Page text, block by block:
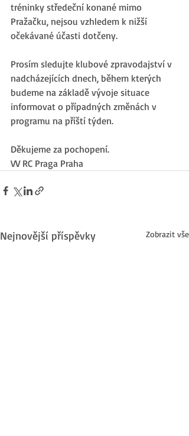
tréninky středeční konané mimo
Pražačku, nejsou vzhledem k nižší
očekávané účasti dotčeny.
Prosím sledujte klubové zpravodajství v
nadcházejících dnech, během kterých
budeme na základě vývoje situace
informovat o případných změnách v
programu na příští týden.
Děkujeme za pochopení.
VV RC Praga Praha
Nejnovější příspěvky Zobrazit vše